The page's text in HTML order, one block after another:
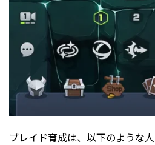
ブレイド育成は、以下のような人